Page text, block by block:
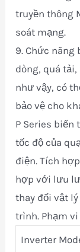
truyền thông
soát mạng.
9. Chức năng
dòng, quá
như vậy, có
bảo vệ cho
P Series biến
tốc độ của
điện. Tích
hợp với lưu
thay đổi vật
trình. Phạm
Inverter